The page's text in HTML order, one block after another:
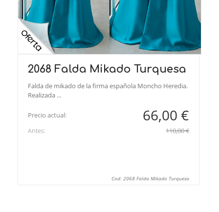
2068 Falda Mikado Turquesa
Falda de mikado de la firma española Moncho Heredia.
Realizada ...
Precio actual: 66,00 €
Antes: 110,00 €
Cod: 2068 Falda Mikado Turquesa